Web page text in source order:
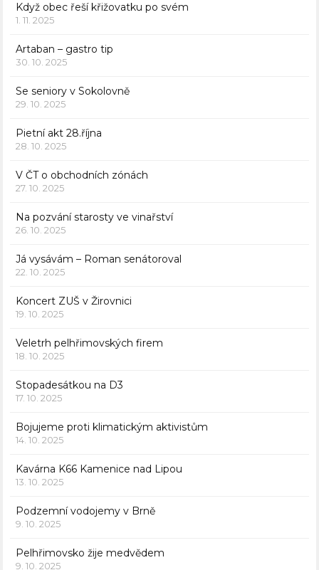
Když obec řeší křižovatku po svém
1. 11. 2025
Artaban – gastro tip
30. 10. 2025
Se seniory v Sokolovně
29. 10. 2025
Pietní akt 28.října
28. 10. 2025
V ČT o obchodních zónách
27. 10. 2025
Na pozvání starosty ve vinařství
26. 10. 2025
Já vysávám – Roman senátoroval
22. 10. 2025
Koncert ZUŠ v Žirovnici
19. 10. 2025
Veletrh pelhřimovských firem
18. 10. 2025
Stopadesátkou na D3
17. 10. 2025
Bojujeme proti klimatickým aktivistům
14. 10. 2025
Kavárna K66 Kamenice nad Lipou
13. 10. 2025
Podzemní vodojemy v Brně
9. 10. 2025
Pelhřimovsko žije medvědem
9. 10. 2025